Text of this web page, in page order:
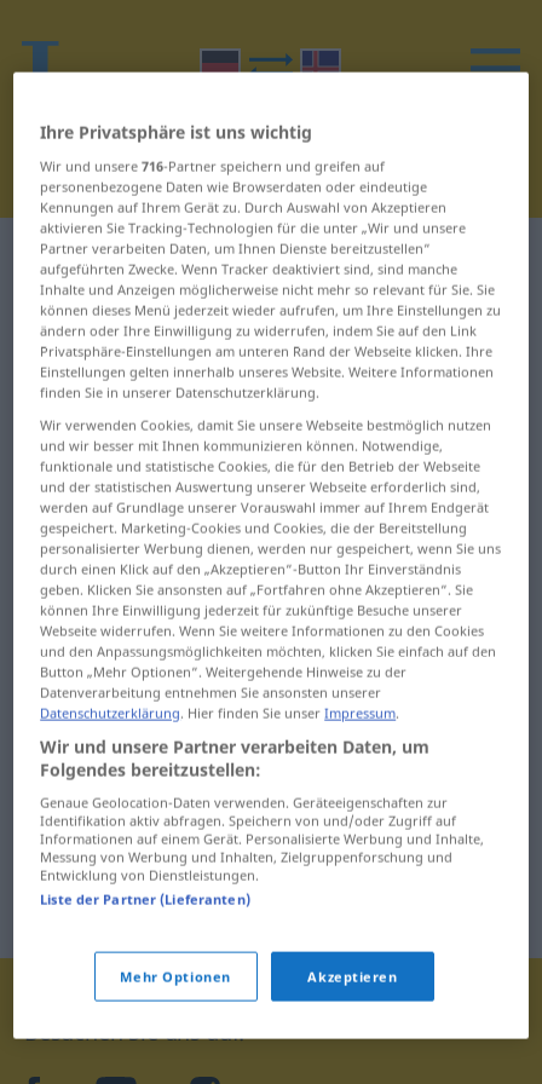
Deutsch-Isländisch Wörterbuch J 4
Wörter auf Deutsch, die mit J
beginnen – Jauche ... jedoch
Jauche
jauchzen
Jawort
je
Jeans
jede
jedenfalls
jedermann
jederzeit
jedoch
Besuchen Sie uns auf:
Ihre Privatsphäre ist uns wichtig
Wir und unsere716-Partner speichern und greifen auf
personenbezogene Daten wie Browserdaten oder eindeutige
Kennungen auf Ihrem Gerät zu. Durch Auswahl von Akzeptieren
aktivieren Sie Tracking-Technologien für die unter „Wir und unsere
Partner verarbeiten Daten, um Ihnen Dienste bereitzustellen“
aufgeführten Zwecke. Wenn Tracker deaktiviert sind, sind manche
Inhalte und Anzeigen möglicherweise nicht mehr so relevant für Sie. Sie
können dieses Menü jederzeit wieder aufrufen, um Ihre Einstellungen zu
ändern oder Ihre Einwilligung zu widerrufen, indem Sie auf den Link
Privatsphäre-Einstellungen am unteren Rand der Webseite klicken. Ihre
Einstellungen gelten innerhalb unseres Website. Weitere Informationen
finden Sie in unserer Datenschutzerklärung.
Wir verwenden Cookies, damit Sie unsere Webseite bestmöglich nutzen
und wir besser mit Ihnen kommunizieren können. Notwendige,
funktionale und statistische Cookies, die für den Betrieb der Webseite
und der statistischen Auswertung unserer Webseite erforderlich sind,
werden auf Grundlage unserer Vorauswahl immer auf Ihrem Endgerät
gespeichert. Marketing-Cookies und Cookies, die der Bereitstellung
personalisierter Werbung dienen, werden nur gespeichert, wenn Sie uns
durch einen Klick auf den „Akzeptieren“-Button Ihr Einverständnis
geben. Klicken Sie ansonsten auf „Fortfahren ohne Akzeptieren“. Sie
können Ihre Einwilligung jederzeit für zukünftige Besuche unserer
Webseite widerrufen. Wenn Sie weitere Informationen zu den Cookies
und den Anpassungsmöglichkeiten möchten, klicken Sie einfach auf den
Button „Mehr Optionen“. Weitergehende Hinweise zu der
Datenverarbeitung entnehmen Sie ansonsten unserer
Datenschutzerklärung. Hier finden Sie unserImpressum.
Wir und unsere Partner verarbeiten Daten, um
Folgendes bereitzustellen:
Genaue Geolocation-Daten verwenden. Geräteeigenschaften zur
Identifikation aktiv abfragen. Speichern von und/oder Zugriff auf
Informationen auf einem Gerät. Personalisierte Werbung und Inhalte,
Messung von Werbung und Inhalten, Zielgruppenforschung und
Entwicklung von Dienstleistungen.
Liste der Partner (Lieferanten)
Mehr Optionen Akzeptieren